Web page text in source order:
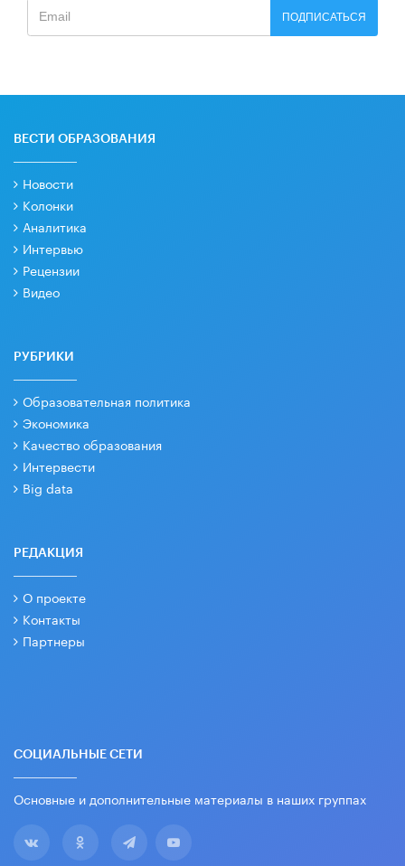
ПОДПИСАТЬСЯ
ВЕСТИ ОБРАЗОВАНИЯ
Новости
Колонки
Аналитика
Интервью
Рецензии
Видео
РУБРИКИ
Образовательная политика
Экономика
Качество образования
Интервести
Big data
РЕДАКЦИЯ
О проекте
Контакты
Партнеры
СОЦИАЛЬНЫЕ СЕТИ
Основные и дополнительные материалы в наших группах